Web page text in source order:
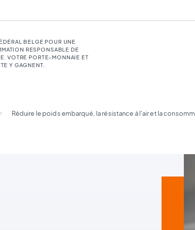
BELGE POUR UNE
RESPONSABLE DE
VOTRE PORTE-MONNAIE ET
Y GAGNENT.